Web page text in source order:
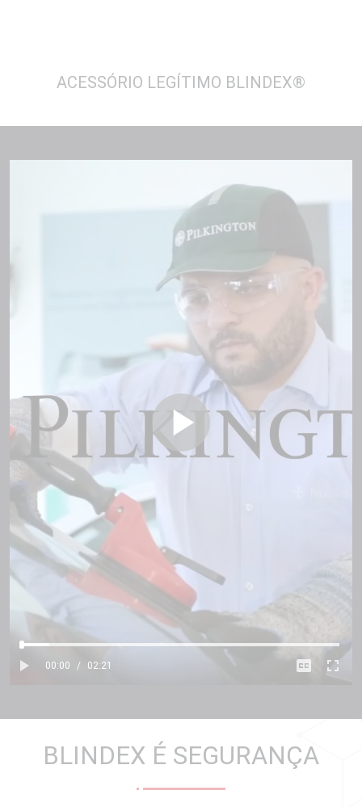
ACESSÓRIO LEGÍTIMO BLINDEX®
00:00 / 02:21
BLINDEX É SEGURANÇA